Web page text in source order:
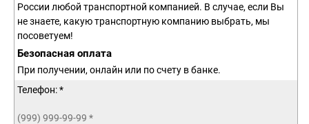
России любой транспортной компанией. В случае, если Вы
не знаете, какую транспортную компанию выбрать, мы
посоветуем!
Безопасная оплата
При получении, онлайн или по счету в банке.
Телефон: *
(999) 999-99-99 *